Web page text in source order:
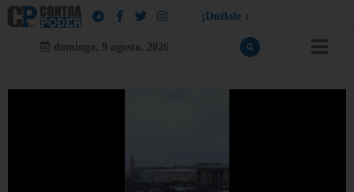
¡ Dué a e a
domingo, 9 agosto, 2026